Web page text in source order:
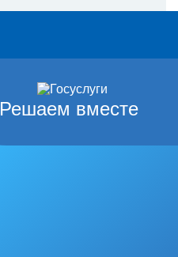
Решаем вместе